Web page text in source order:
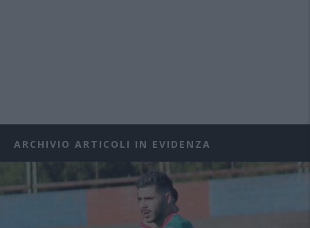
ARCHIVIO ARTICOLI IN EVIDENZA